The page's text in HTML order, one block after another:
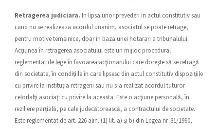
Retragerea judiciara. In lipsa unor prevederi in actul constitutiv sau
cand nu se realizeaza acordul unanim, asociatul se poate retrage,
pentru motive temeinice, doar in baza unei hotarari a tribunalului.
Acţiunea în retragerea asociatului este un mijloc procedural
reglementat de lege în favoarea acţionarului care doreşte să se retragă
din societate, în condiţiile în care lipsesc din actul constitutiv dispoziţiile
cu privire la instituţia retragerii sau nu s-a realizat acordul tuturor
celorlalţi asociaţi cu privire la aceasta. Este o acţiune personală, în
reziliere parţială, pe cale judecătorească, a contractului de societate.
Este reglementat de art. 226 alin. (1) lit. a) şi b) din Legea nr. 31/1990,